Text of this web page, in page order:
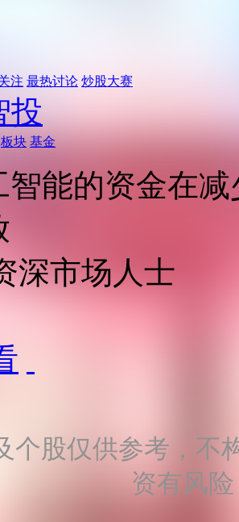
注 最热讨论 炒股大赛
投
板块 基金
智能的资金在减
深市场人士
个股仅供参考，不
资有风